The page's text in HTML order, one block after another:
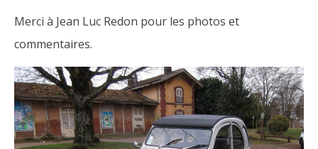
Merci à Jean Luc Redon pour les photos et
commentaires.